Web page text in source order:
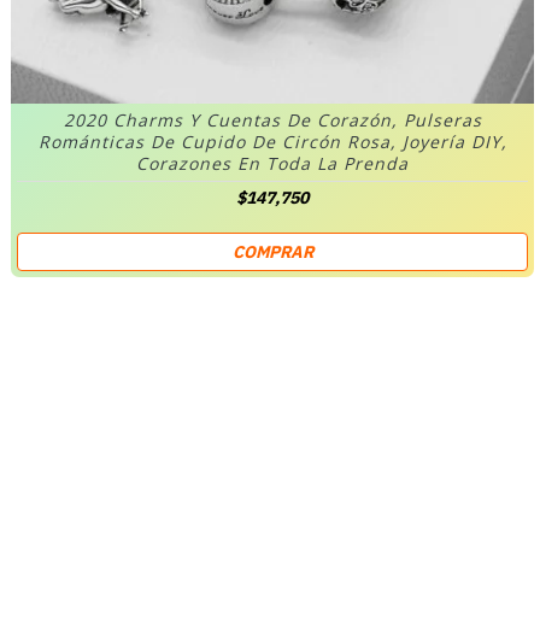
2020 Charms Y Cuentas De Corazón, Pulseras
Románticas De Cupido De Circón Rosa, Joyería DIY,
Corazones En Toda La Prenda
$147,750
COMPRAR